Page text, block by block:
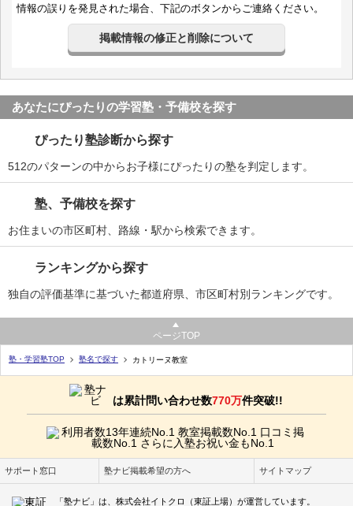
情報の誤りを発見された場合、下記のボタンからご連絡ください。
掲載情報の修正と削除について
あなたにぴったりの学習塾・予備校を探す
ぴったり塾診断から探す
512のパターンの中からお子様にぴったりの塾を判定します。
塾、予備校を探す
お住まいの市区町村、路線・駅から検索できます。
ランキングから探す
独自の評価基準に基づいた都道府県、市区町村別ランキングです。
ページTOP
塾・学習塾TOP 塾名で探す カトリーヌ教室
は累計問い合わせ数770万件突破!!
サポート窓口 塾ナビ掲載希望の方へ サイトマップ
「塾ナビ」は、株式会社イトクロ（東証上場）が運営しています。